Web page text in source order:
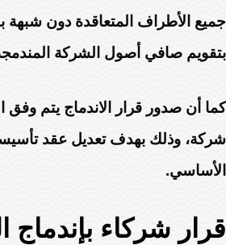
جميع الأطراف المتعاقدة دون شبهة
بتقويم صافي أصول الشركة
كما أن صدور قرار الاندماج يتم وفق
شركة، وذلك بهدف تعديل عقد
الأساسي.
قرار شركاء بإندماج